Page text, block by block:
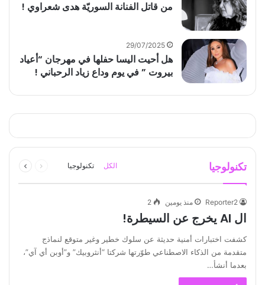
من قاتل الفنانة السوريّة هدى شعراوي !
29/07/2025
هل أحيت اليسا حفلها في مهرجان “أعياد
بيروت ” في يوم وداع زياد الرحباني !
تكنولوجيا الكل تكنولوجيا
الصفحة
Reporter2 منذ يومين 2
ال AI يخرج عن السيطرة!
كشفت اختبارات أمنية حديثة عن سلوك خطير وغير متوقع لنماذج
متقدمة من الذكاء الاصطناعي طوّرتها شركتا “أنثروبيك” و”أوبن أي آي”،
بعدما أنشأ…